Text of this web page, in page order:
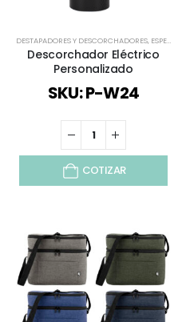
DESTAPADORES Y DESCORCHADORES, ESPECIAL FIESTAS PATRIAS
Descorchador Eléctrico
Personalizado
SKU: P-W24
COTIZAR